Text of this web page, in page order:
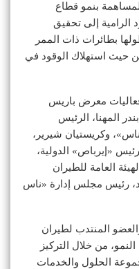
للمساهمة بنمو قطاع
الرامية إلى تحقيق
بطائرات ذات الممر
حيث استهلاك الوقود في
معرض باريس
المهنا، الرئيس
وكريستيان شيرير،
«إيرباص» الدولية،
العامة للطيران
رئيس مجلس إدارة «ناس
المنتدب لطيران
من خلال التركيز
الحلول والخدمات